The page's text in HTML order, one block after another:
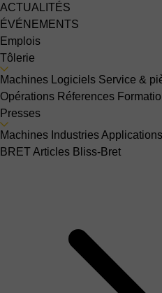
ACTUALITÉS
ÉVÉNEMENTS
Emplois
Tôlerie
Machines
Logiciels Service &
Opérations Réferences
Presses
Machines IndustriesApplications
BRETArticles Bliss-Bret